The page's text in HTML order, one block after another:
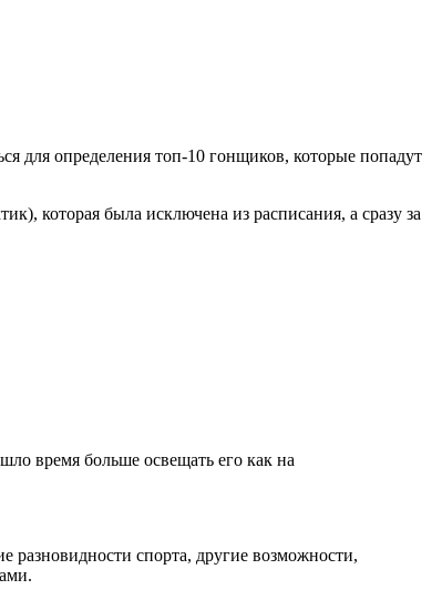
для определения топ-10 гонщиков, которые попадут
которая была исключена из расписания, а сразу за
время больше освещать его как на
разновидности спорта, другие возможности,